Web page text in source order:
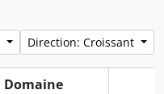
Direction: Croissant
Domaine